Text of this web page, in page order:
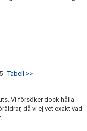
5Tabell >>
Vi försöker dock hålla
då vi ej vet exakt vad